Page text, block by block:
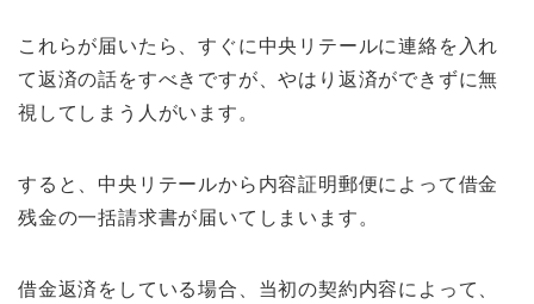
これらが届いたら、すぐに中央リテールに連絡を入れ
て返済の話をすべきですが、やはり返済ができずに無
視してしまう人がいます。
すると、中央リテールから内容証明郵便によって借金
残金の一括請求書が届いてしまいます。
借金返済をしている場合、当初の契約内容によって、